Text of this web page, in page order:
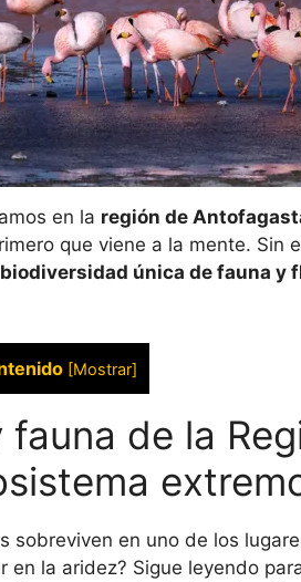
en la región de
que viene a la mente. Sin
biodiversidad única de fauna y
[Mostrar]
fauna de la
sobreviven en uno de los
en la aridez? Sigue leyendo